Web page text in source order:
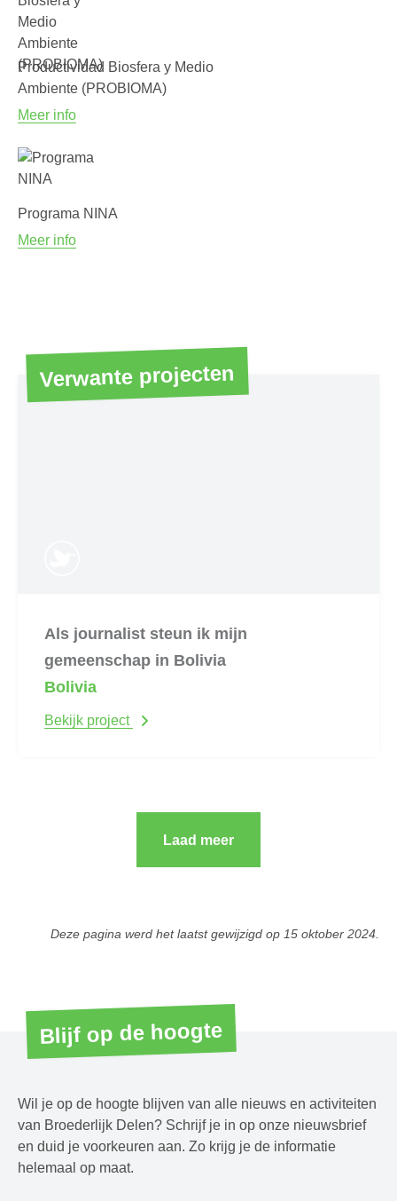
Productividad Biosfera y Medio
Ambiente (PROBIOMA)
Meer info
Programa NINA
Meer info
Verwante projecten
Als journalist steun ik mijn
gemeenschap in Bolivia
Bolivia
Bekijk project
Laad meer
Deze pagina werd het laatst gewijzigd op 15 oktober 2024
Blijf op de hoogte
Wil je op de hoogte blijven van alle nieuws en activiteiten
van Broederlijk Delen? Schrijf je in op onze nieuwsbrief
en duid je voorkeuren aan. Zo krijg je de informatie
helemaal op maat.